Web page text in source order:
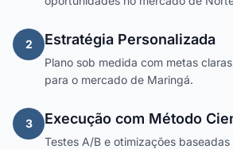
2 Estratégia Personalizada
Plano sob medida com metas
para o mercado de Maringá.
3 Execução com Método
Testes A/B e otimizações